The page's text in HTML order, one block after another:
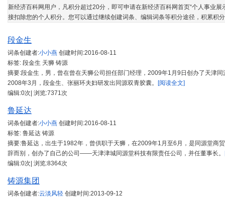
新经济百科网用户，凡积分超过20分，即可申请在新经济百科网首页“个人事业
接扣除您的个人积分。您可以通过继续创建词条、编辑词条等积分途径，积累积
段金生
词条创建者:小小燕 创建时间:2016-08-11
标签: 段金生 天狮 铸源
摘要:段金生，男，曾在曾在天狮公司担任部门经理，2009年1月9日创办了天津
2008年3月，段金生、张丽环夫妇研发出同源双青胶囊。
[阅读全文]
编辑:0次| 浏览:7371次
鲁延达
词条创建者:小小燕 创建时间:2016-08-11
标签: 鲁延达 铸源
摘要:鲁延达，出生于1982年，曾供职于天狮，在2009年1月至6月，是同源堂商
辞而别，创办了自己的公司——天津津城同源堂科技有限责任公司，并任董事长。
编辑:0次| 浏览:8364次
铸源集团
词条创建者:云淡风轻 创建时间:2013-09-12